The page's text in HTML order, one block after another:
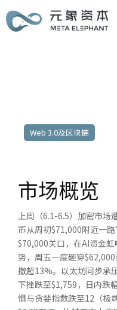
Web 3.0及区块链
市场概览
上周（6.1-6.5）加密市场
币从周初$71,000附近一
$70,000关口，在AI资金
势，周五一度砸穿
撤超13%。以太坊同步承
下挫跌至$1,759，日内跌
惧与贪婪指数跌至12（极